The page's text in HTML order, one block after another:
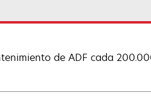
de ADF cada